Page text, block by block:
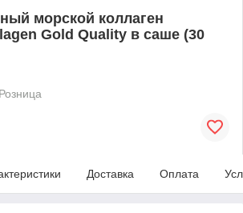
морской коллаген
Gold Quality в саше (30
Розница
Доставка Оплата